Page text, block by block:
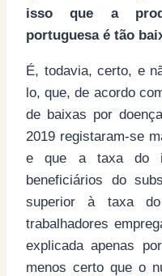
isso que a
portuguesa é tão
É, todavia, certo, e
lo, que, de acordo
de baixas por
2019 registaram-se
e que a taxa do
beneficiários do
superior à taxa
trabalhadores
explicada apenas
menos certo que o